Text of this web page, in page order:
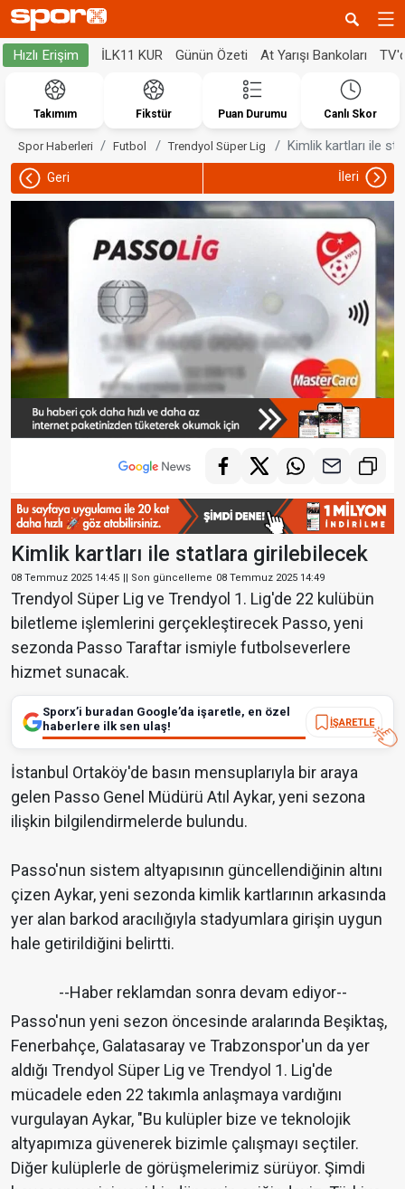
Hızlı Erişim İLK11 KUR Günün Özeti At Yarışı Bankoları
Takımım Fikstür Puan Durumu Canlı Skor
Spor Haberleri Futbol Trendyol Süper Lig Kimlik kartları ile
Geri İleri
Kimlik kartları ile statlara girilebilecek
08 Temmuz 2025 14:45 || Son güncelleme 08 Temmuz 2025 14:49
Trendyol Süper Lig ve Trendyol 1. Lig'de 22 kulübün
biletleme işlemlerini gerçekleştirecek Passo, yeni
sezonda Passo Taraftar ismiyle futbolseverlere
hizmet sunacak.
Sporx’i buradan Google’da işaretle, en özel
haberlere ilk sen ulaş!
İŞARETLE
İstanbul Ortaköy'de basın mensuplarıyla bir araya
gelen Passo Genel Müdürü Atıl Aykar, yeni sezona
ilişkin bilgilendirmelerde bulundu.
Passo'nun sistem altyapısının güncellendiğinin altını
çizen Aykar, yeni sezonda kimlik kartlarının arkasında
yer alan barkod aracılığıyla stadyumlara girişin uygun
hale getirildiğini belirtti.
--Haber reklamdan sonra devam ediyor--
Passo'nun yeni sezon öncesinde aralarında Beşiktaş,
Fenerbahçe, Galatasaray ve Trabzonspor'un da yer
aldığı Trendyol Süper Lig ve Trendyol 1. Lig'de
mücadele eden 22 takımla anlaşmaya vardığını
vurgulayan Aykar, "Bu kulüpler bize ve teknolojik
altyapımıza güvenerek bizimle çalışmayı seçtiler.
Diğer kulüplerle de görüşmelerimiz sürüyor. Şimdi